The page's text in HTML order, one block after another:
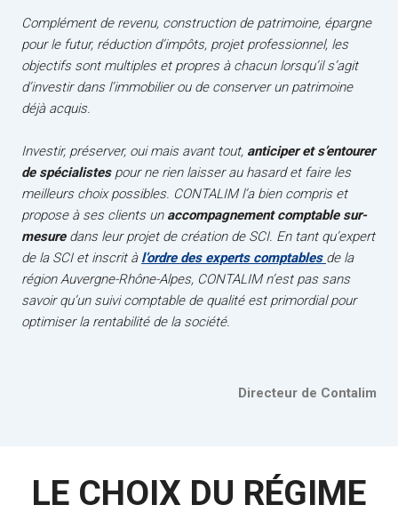
Complément de revenu, construction de patrimoine, épargne
pour le futur, réduction d’impôts, projet professionnel, les
objectifs sont multiples et propres à chacun lorsqu’il s’agit
d’investir dans l’immobilier ou de conserver un patrimoine
déjà acquis.
Investir, préserver, oui mais avant tout, anticiper et s’entourer
de spécialistespour ne rien laisser au hasard et faire les
meilleurs choix possibles. CONTALIM l’a bien compris et
propose à ses clients un accompagnement comptable sur-
mesuredans leur projet de création de SCI. En tant qu’expert
de la SCI et inscrit à l’ordre des experts comptables de la
région Auvergne-Rhône-Alpes, CONTALIM n’est pas sans
savoir qu’un suivi comptable de qualité est primordial pour
optimiser la rentabilité de la société.
Directeur de Contalim
LE CHOIX DU RÉGIME